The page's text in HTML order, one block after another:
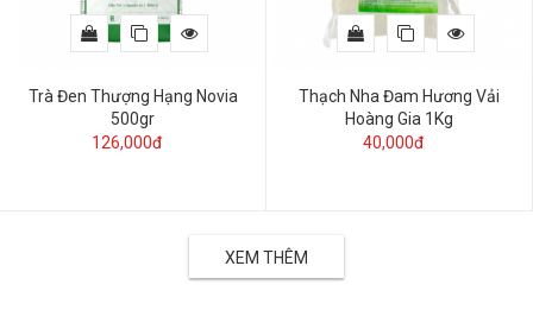
Trà Đen Thượng Hạng Novia
500gr
126,000đ
Thạch Nha Đam Hương Vải
Hoàng Gia 1Kg
40,000đ
XEM THÊM